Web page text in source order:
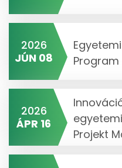
2026
JÚN 08
Program
2026
ÁPR 16
Projekt